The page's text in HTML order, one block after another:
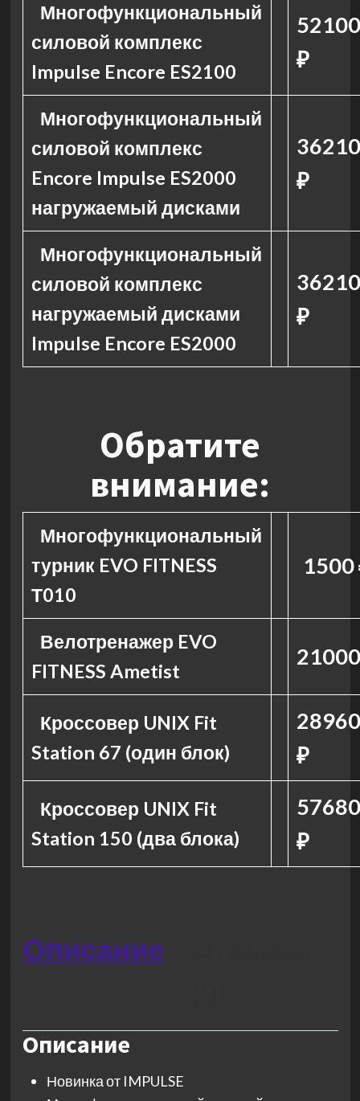
Многофункциональный
силовой комплекс
Impulse Encore ES2100
₽
Многофункциональный
силовой комплекс
Encore Impulse ES2000
нагружаемый дисками
₽
Многофункциональный
силовой комплекс
нагружаемый дисками
Impulse Encore ES2000
₽
Обратите
внимание:
Многофункциональный
турник EVO FITNESS
Т010
1500
Велотренажер EVO
FITNESS Ametist
Кроссовер UNIX Fit
Station 67 (один блок)
₽
Кроссовер UNIX Fit
Station 150 (два блока)
₽
Описание
Описание
Новинка от IMPULSE